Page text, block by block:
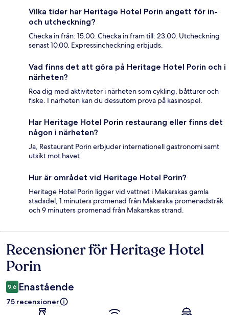
Vilka tider har Heritage Hotel Porin angett för in-
och utcheckning?
Checka in från: 15.00. Checka in fram till: 23.00. Utcheckning
senast 10.00. Expressincheckning erbjuds.
Vad finns det att göra på Heritage Hotel Porin och i
närheten?
Roa dig med aktiviteter i närheten som cykling, båtturer och
fiske. I närheten kan du dessutom prova på kasinospel.
Har Heritage Hotel Porin restaurang eller finns det
någon i närheten?
Ja, Restaurant Porin erbjuder internationell gastronomi samt
utsikt mot havet.
Hur är området vid Heritage Hotel Porin?
Heritage Hotel Porin ligger vid vattnet i Makarskas gamla
stadsdel, 1 minuters promenad från Makarska promenadstråk
och 9 minuters promenad från Makarskas strand.
Recensioner
Recensioner för Heritage Hotel
Porin
9,6 Enastående
75 recensioner